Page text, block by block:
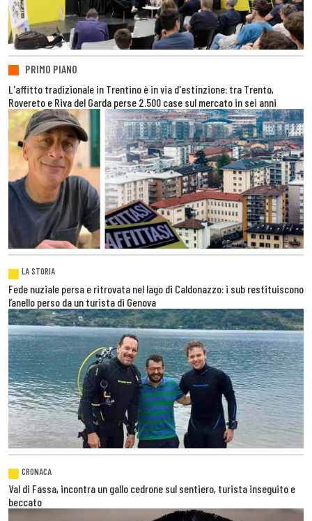
PRIMO PIANO
L'affitto tradizionale in Trentino è in via d'estinzione: tra Trento,
Rovereto e Riva del Garda perse 2.500 case sul mercato in sei anni
LA STORIA
Fede nuziale persa e ritrovata nel lago di Caldonazzo: i sub restituiscono
l’anello perso da un turista di Genova
CRONACA
Val di Fassa, incontra un gallo cedrone sul sentiero, turista inseguito e
beccato